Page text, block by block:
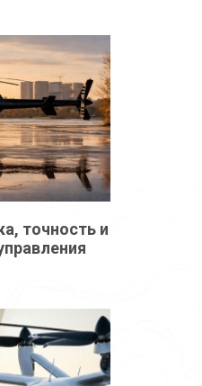
точность и